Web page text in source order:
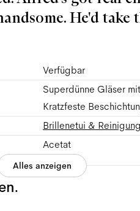
He'd take
Verfügbar
Superdünne Gläser
Kratzfeste
Brillenetui &
Acetat
Alles anzeigen